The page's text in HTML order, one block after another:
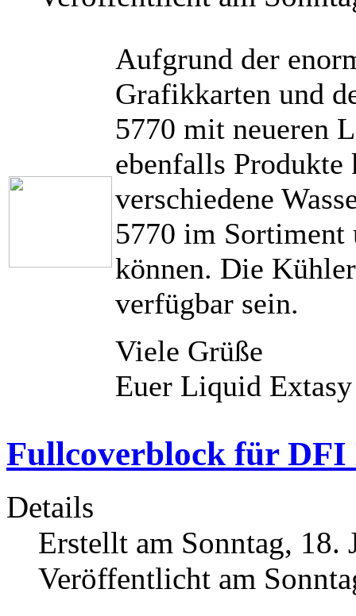
Aufgrund der
Grafikkarten und
5770 mit neueren
ebenfalls
verschiedene
5770 im Sortiment
können. Die
verfügbar sein.
Viele Grüße
Euer Liquid Extasy
Fullcoverblock für DFI
Details
Erstellt am Sonntag, 18.
Veröffentlicht am